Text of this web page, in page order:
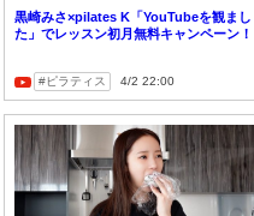
黒崎みさ×pilates K「YouTubeを観まし
た」でレッスン初月無料キャンペーン！
ピラティス 4/2 22:00